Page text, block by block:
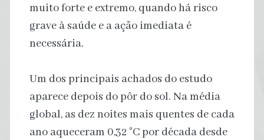
muito forte e extremo, quando há risco
grave à saúde e a ação imediata é
necessária.
Um dos principais achados do estudo
aparece depois do pôr do sol. Na média
global, as dez noites mais quentes de cada
ano aqueceram 0,32 °C por década desde